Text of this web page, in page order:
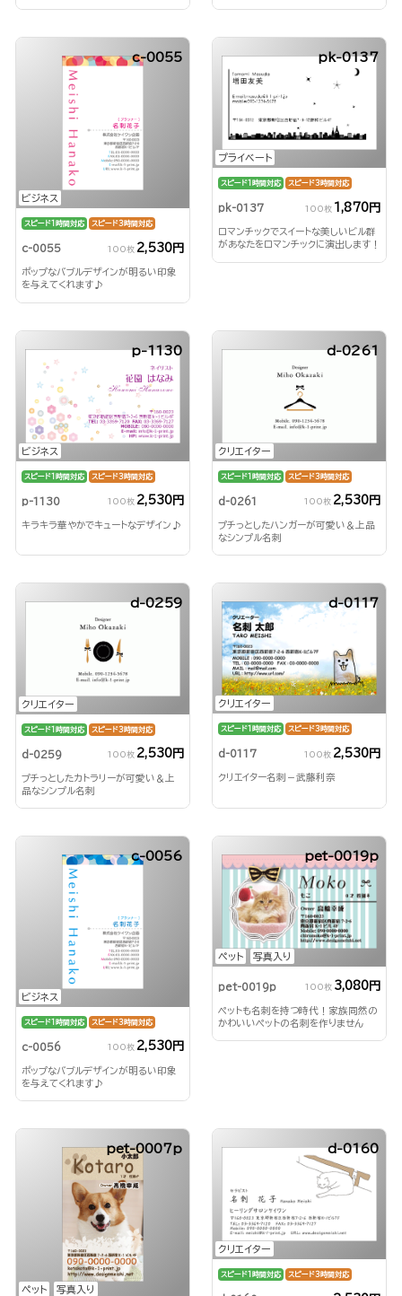
ビジネス
c-0055
スピード1時間対応 スピード3時間対応
c-0055 100枚 2,530円
ポップなバブルデザインが明るい印象
を与えてくれます♪
プライベート
pk-0137
スピード1時間対応 スピード3時間対応
pk-0137 100枚 1,870円
ロマンチックでスイートな美しいビル群
があなたをロマンチックに演出します！
ビジネス
p-1130
スピード1時間対応 スピード3時間対応
p-1130 100枚 2,530円
キラキラ華やかでキュートなデザイン♪
クリエイター
d-0261
スピード1時間対応 スピード3時間対応
d-0261 100枚 2,530円
プチっとしたハンガーが可愛い＆上品
なシンプル名刺
クリエイター
d-0259
スピード1時間対応 スピード3時間対応
d-0259 100枚 2,530円
プチっとしたカトラリーが可愛い＆上
品なシンプル名刺
クリエイター
d-0117
スピード1時間対応 スピード3時間対応
d-0117 100枚 2,530円
クリエイター名刺－武藤利奈
ビジネス
c-0056
スピード1時間対応 スピード3時間対応
c-0056 100枚 2,530円
ポップなバブルデザインが明るい印象
を与えてくれます♪
ペット 写真入り
pet-0019p
pet-0019p 100枚 3,080円
ペットも名刺を持つ時代！家族同然の
かわいいペットの名刺を作りません
ペット 写真入り
pet-0007p
クリエイター
d-0160
スピード1時間対応 スピード3時間対応